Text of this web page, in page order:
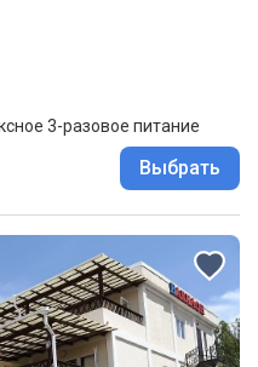
3-разовое питание
Выбрать